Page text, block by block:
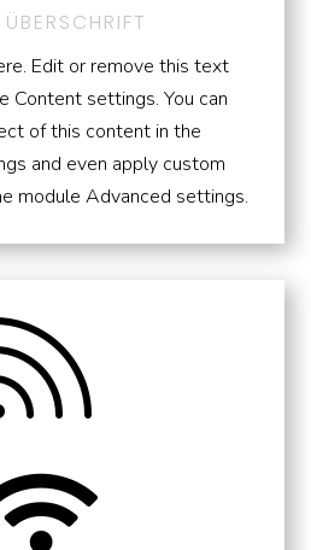
Edit or remove this text
Content settings. You can
of this content in the
and even apply custom
module Advanced settings.